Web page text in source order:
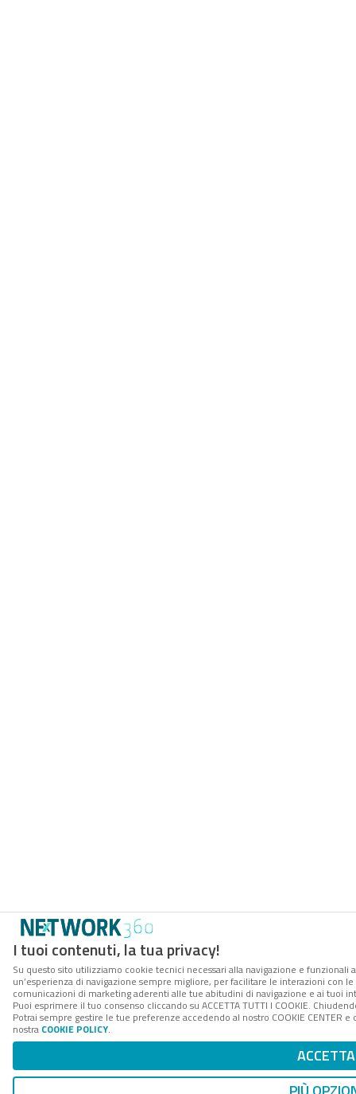
I tuoi contenuti, la tua privacy!
Su questo sito utilizziamo cookie tecnici necessari alla navigazione e
un’esperienza di navigazione sempre migliore, per facilitare le interazioni con
comunicazioni di marketing aderenti alle tue abitudini di navigazione e ai tuoi
Puoi esprimere il tuo consenso cliccando su ACCETTA TUTTI I COOKIE.
Potrai sempre gestire le tue preferenze accedendo al nostro COOKIE
nostra COOKIE POLICY.
ACCETTA